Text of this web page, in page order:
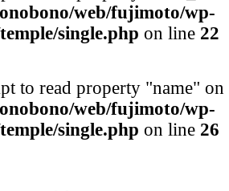
web/fujimoto/wp-
single.php on line 22
to read property "name"
web/fujimoto/wp-
single.php on line 26